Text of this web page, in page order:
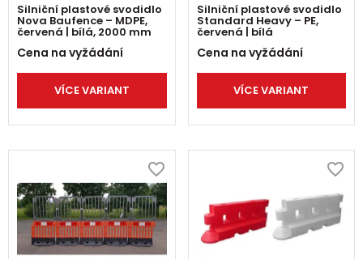
Silniční plastové svodidlo
Nova Baufence – MDPE,
červená | bílá, 2000 mm
Cena na vyžádání
VÍCE VARIANT
Silniční plastové svodidlo
Standard Heavy – PE,
červená | bílá
Cena na vyžádání
VÍCE VARIANT